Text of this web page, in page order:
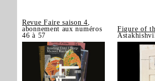
Revue Faire saison 4
abonnement aux numéros
46 à 57
Figure of